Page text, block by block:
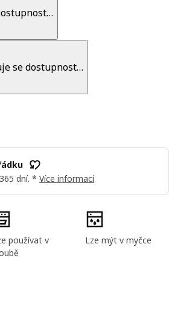
se dostupnost…
dní. * Více informací
používat v
Lze mýt v myčce